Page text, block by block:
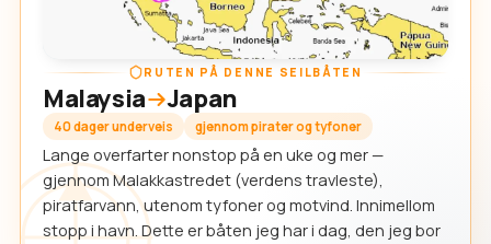
RUTEN PÅ DENNE SEILBÅTEN
Malaysia Japan
40 dager underveis gjennom pirater og tyfoner
Lange overfarter nonstop på en uke og mer —
gjennom Malakkastredet (verdens travleste),
piratfarvann, utenom tyfoner og motvind. Innimellom
stopp i havn. Dette er båten jeg har i dag, den jeg bor